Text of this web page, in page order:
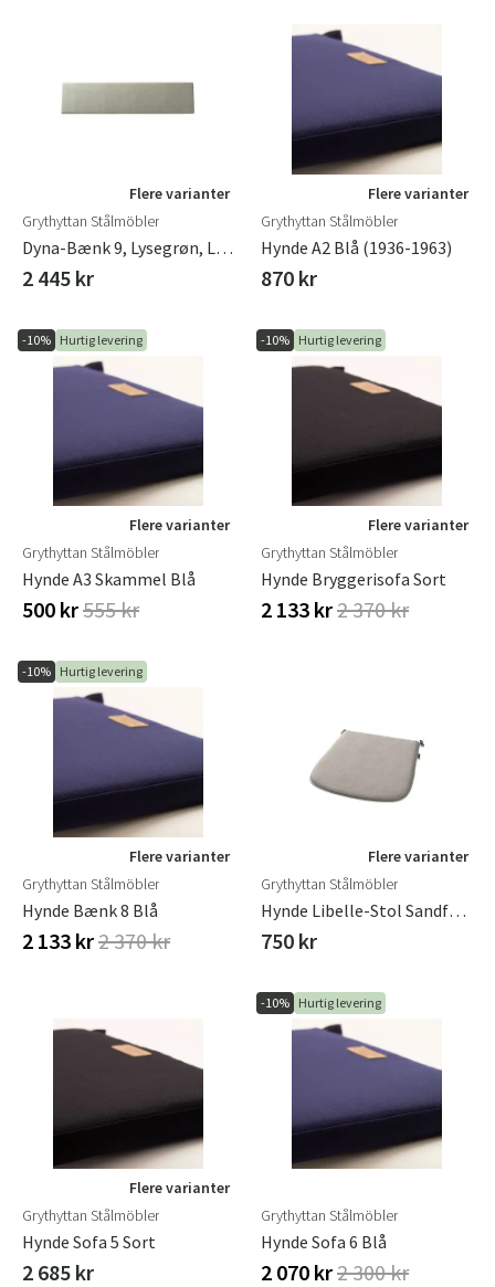
Sverige
Norge
Suomi
Flere varianter
Grythyttan Stålmöbler
Dyna-Bænk 9, Lysegrøn, L 40, B 170, H 3 Cm
2 445 kr
Flere varianter
Grythyttan Stålmöbler
Hynde A2 Blå (1936-1963)
870 kr
-10% Hurtig levering
Flere varianter
Grythyttan Stålmöbler
Hynde A3 Skammel Blå
500 kr555 kr
-10% Hurtig levering
Flere varianter
Grythyttan Stålmöbler
Hynde Bryggerisofa Sort
2 133 kr2 370 kr
-10% Hurtig levering
Flere varianter
Grythyttan Stålmöbler
Hynde Bænk 8 Blå
2 133 kr2 370 kr
Flere varianter
Grythyttan Stålmöbler
Hynde Libelle-Stol Sandfarvet, L 46,5 B 38/41 H 3 Cm
750 kr
Flere varianter
Grythyttan Stålmöbler
Hynde Sofa 5 Sort
2 685 kr
-10% Hurtig levering
Grythyttan Stålmöbler
Hynde Sofa 6 Blå
2 070 kr2 300 kr